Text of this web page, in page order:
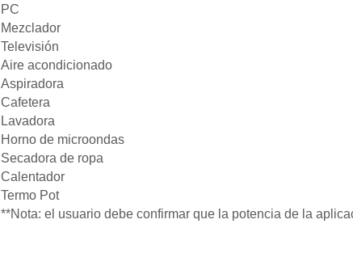
PC
Mezclador
Televisión
Aire acondicionado
Aspiradora
Cafetera
Lavadora
Horno de microondas
Secadora de ropa
Calentador
Termo Pot
**Nota: el usuario debe confirmar que la potencia de la